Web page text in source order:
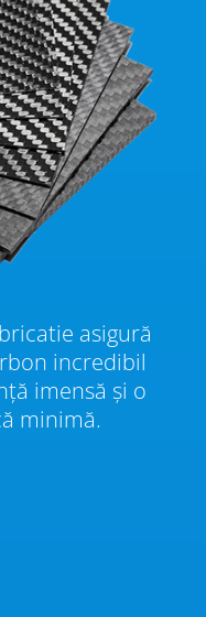
asigură
incredibil
imensă și o
minimă.